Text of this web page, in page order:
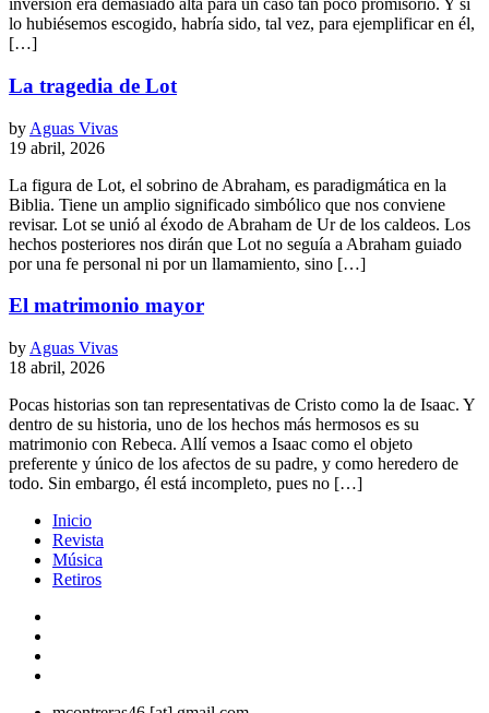
inversión era demasiado alta para un caso tan poco promisorio. Y si
lo hubiésemos escogido, habría sido, tal vez, para ejemplificar en él,
[…]
La tragedia de Lot
by Aguas Vivas
19 abril, 2026
La figura de Lot, el sobrino de Abraham, es paradigmática en la
Biblia. Tiene un amplio significado simbólico que nos conviene
revisar. Lot se unió al éxodo de Abraham de Ur de los caldeos. Los
hechos posteriores nos dirán que Lot no seguía a Abraham guiado
por una fe personal ni por un llamamiento, sino […]
El matrimonio mayor
by Aguas Vivas
18 abril, 2026
Pocas historias son tan representativas de Cristo como la de Isaac. Y
dentro de su historia, uno de los hechos más hermosos es su
matrimonio con Rebeca. Allí vemos a Isaac como el objeto
preferente y único de los afectos de su padre, y como heredero de
todo. Sin embargo, él está incompleto, pues no […]
Inicio
Revista
Música
Retiros